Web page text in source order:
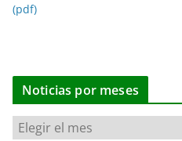
(pdf)
Noticias por meses
N